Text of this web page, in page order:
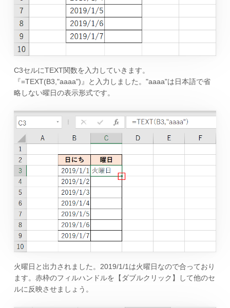
C3セルにTEXT関数を入力していきます。
『=TEXT(B3,"aaaa")』と入力しました。"aaaa"は日本語で省
略しない曜日の表示形式です。
火曜日と出力されました。2019/1/1は火曜日なので合っており
ます。赤枠のフィルハンドルを【ダブルクリック】して他のセ
ルに反映させましょう。